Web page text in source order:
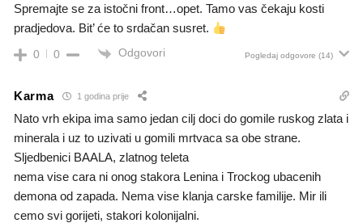
Spremajte se za istočni front…opet. Tamo vas čekaju kosti
pradjedova. Bit’ će to srdačan susret.
0 0 Odgovori Pogledaj odgovore (14)
Karma 1 godina prije
Nato vrh ekipa ima samo jedan cilj doci do gomile ruskog zlata i
minerala i uz to uzivati u gomili mrtvaca sa obe strane.
Sljedbenici BAALA, zlatnog teleta
nema vise cara ni onog stakora Lenina i Trockog ubacenih
demona od zapada. Nema vise klanja carske familije. Mir ili
cemo svi gorijeti, stakori kolonijalni.